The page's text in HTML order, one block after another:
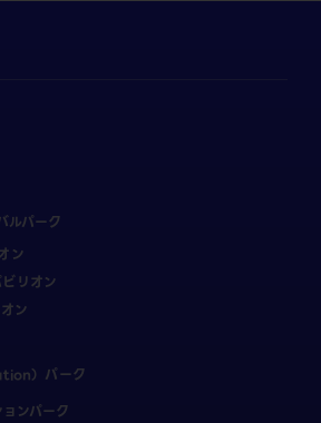
ルパーク
ン
リオン
ン
）パーク
ンパーク